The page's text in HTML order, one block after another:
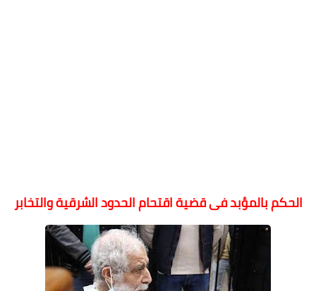
الحكم بالمؤبد فى قضية اقتحام الحدود الشرقية والتخابر